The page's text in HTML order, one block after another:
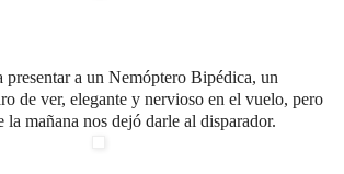
presentar a un Nemóptero Bipédica, un
de ver, elegante y nervioso en el vuelo, pero
la mañana nos dejó darle al disparador.